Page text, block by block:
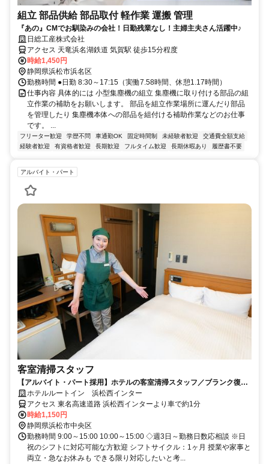
組立 部品供給 部品取付 軽作業 運搬 管理
『あの』CMでお馴染みの会社！日勤残業なし！主婦主夫さん活躍中♪
日総工産株式会社
アクセス 天竜浜名湖鉄道 気賀駅 徒歩15分程度
時給1,450円
静岡県浜松市浜名区
勤務時間 ●日勤 8:30～17:15（実働7.58時間、休憩1.17時間）
仕事内容 具体的には 小型集塵機の組立 集塵機に取り付ける部品の組
立作業の補助をお願いします。 部品を組立作業場所に運んだり部品
を管理したり 集塵機本体への部品を組付ける補助作業などのお仕事
です。 ...
フリーター歓迎 学歴不問 車通勤OK 固定時間制 未経験者歓迎
交通費全額支給
経験者歓迎
有資格者歓迎 長期歓迎 フルタイム歓迎 長期休暇あり 履歴書不要
アルバイト・パート
客室清掃スタッフ
【アルバイト・パート採用】ホテルの客室清掃スタッフ／ブランク復
帰・未経験歓迎！主婦(夫)さん活躍中
ホテルルートイン 浜松西インター
アクセス 東名高速道路 浜松西インターより車で約1分
時給1,150円
静岡県浜松市中央区
勤務時間 9:00～15:00 10:00～15:00 ◇週3日～勤務日数応相談 ※日
祝のシフトに対応可能な方歓迎 シフトサイクル：1ヶ月 授業や家事と
両立・急なお休みも できる限り対応したいと考...